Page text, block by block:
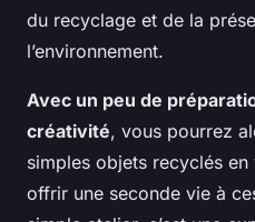
du recyclage et de la
l’environnement.
Avec un peu de
créativité, vous pourrez
simples objets recyclés
offrir une seconde vie à